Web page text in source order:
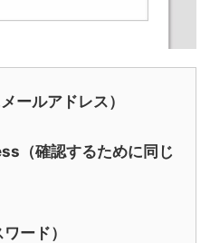
ールアドレス）
（確認するために同じ
ード）